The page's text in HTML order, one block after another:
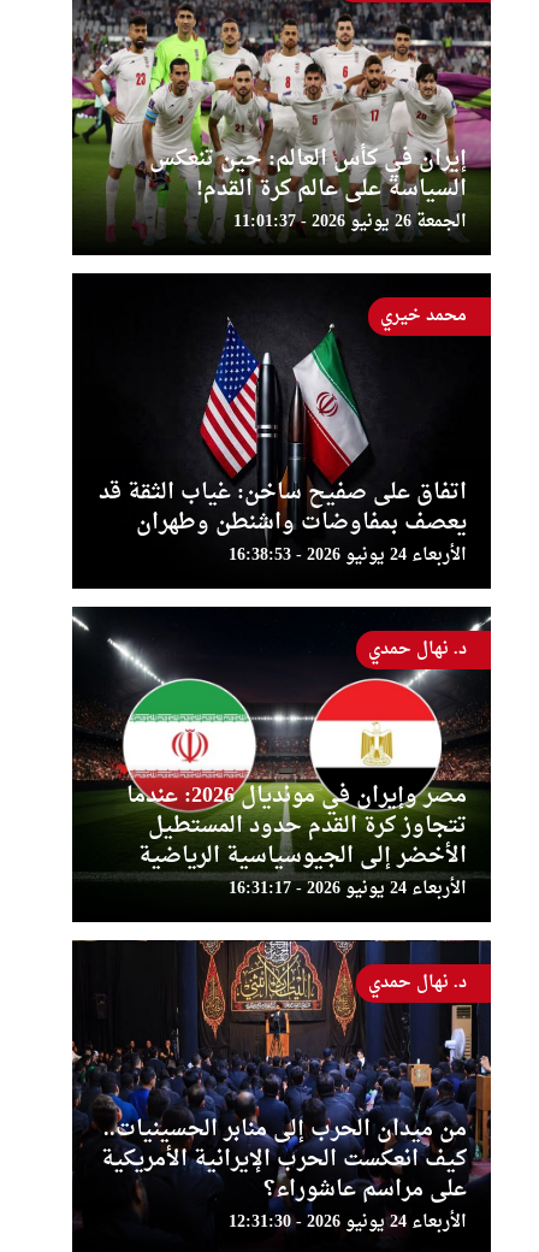
إيران في كأس العالم: حين تنعكس
السياسة على عالم كرة القدم!
الجمعة 26 يونيو 2026 - 11:01:37
اتفاق على صفيح ساخن: غياب الثقة قد
يعصف بمفاوضات واشنطن وطهران
الأربعاء 24 يونيو 2026 - 16:38:53
محمد خيري
مصر وإيران في مونديال 2026: عندما
تتجاوز كرة القدم حدود المستطيل
الأخضر إلى الجيوسياسية الرياضية
الأربعاء 24 يونيو 2026 - 16:31:17
د. نهال حمدي
من ميدان الحرب إلى منابر الحسينيات..
كيف انعكست الحرب الإيرانية الأمريكية
على مراسم عاشوراء؟
الأربعاء 24 يونيو 2026 - 12:31:30
د. نهال حمدي